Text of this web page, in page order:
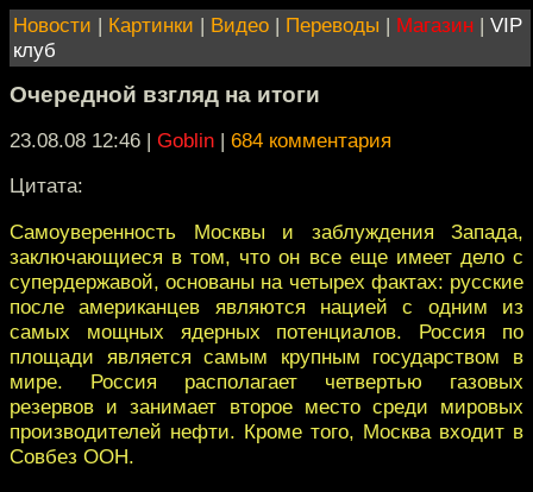
Новости | Картинки | Видео | Переводы | Магазин | VIP
клуб
Очередной взгляд на итоги
23.08.08 12:46 | Goblin | 684 комментария
Цитата:
Самоуверенность Москвы и заблуждения Запада,
заключающиеся в том, что он все еще имеет дело с
супердержавой, основаны на четырех фактах: русские
после американцев являются нацией с одним из
самых мощных ядерных потенциалов. Россия по
площади является самым крупным государством в
мире. Россия располагает четвертью газовых
резервов и занимает второе место среди мировых
производителей нефти. Кроме того, Москва входит в
Совбез ООН.